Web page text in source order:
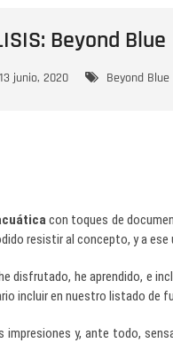
Beyond Blue
13 junio, 2020 Beyond Blue
con toques de
resistir al concepto, y a
disfrutado, he aprendido, e
incluir en nuestro listado de
y, ante todo,